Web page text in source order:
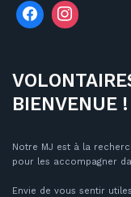
BIENVENUE !
Notre MJ est à la
pour les accompagner
Envie de vous sentir